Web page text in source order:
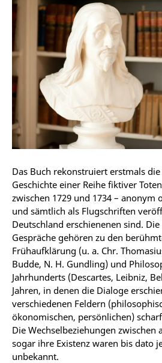
Das Buch rekonstruiert erstmals
Geschichte einer Reihe fiktiver
zwischen 1729 und 1734 – anonym
und sämtlich als Flugschriften
Deutschland erschienenen sind.
Gespräche gehören zu den
Frühaufklärung (u. a. Chr.
Budde, N. H. Gundling) und
Jahrhunderts (Descartes, Leibniz,
Jahren, in denen die Dialoge
verschiedenen Feldern
ökonomischen, persönlichen)
Die Wechselbeziehungen zwischen
sogar ihre Existenz waren bis dato
unbekannt.